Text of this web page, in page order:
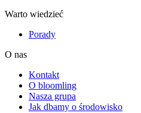
Warto wiedzieć
Porady
O nas
Kontakt
O bloomling
Nasza grupa
Jak dbamy o środowisko